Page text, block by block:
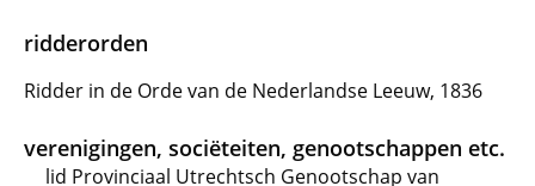
ridderorden
Ridder in de Orde van de Nederlandse Leeuw, 1836
verenigingen, sociëteiten, genootschappen etc.
lid Provinciaal Utrechtsch Genootschap van